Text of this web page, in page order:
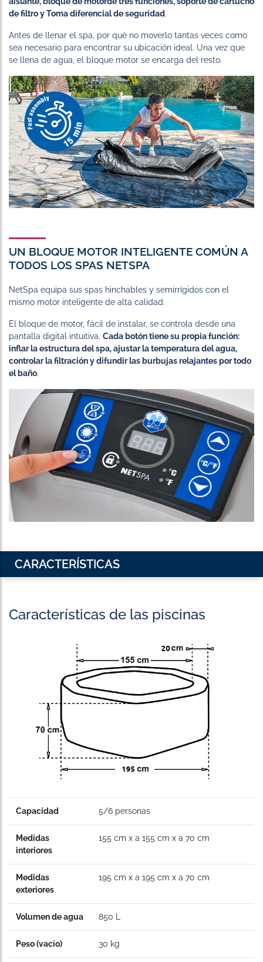
de filtro y Toma diferencial de seguridad.
Antes de llenar el spa, por qué no moverlo tantas veces como
sea necesario para encontrar su ubicación ideal. Una vez que
se llena de agua, el bloque motor se encarga del resto.
UN BLOQUE MOTOR INTELIGENTE COMÚN A
TODOS LOS SPAS NETSPA
NetSpa equipa sus spas hinchables y semirrígidos con el
mismo motor inteligente de alta calidad.
El bloque de motor, fácil de instalar, se controla desde una
pantalla digital intuitiva. Cada botón tiene su propia función:
inflar la estructura del spa, ajustar la temperatura del agua,
controlar la filtración y difundir las burbujas relajantes por todo
el baño.
CARACTERÍSTICAS
Características de las piscinas
Capacidad 5/6 personas
Medidas
interiores
155 cm x a 155 cm x a 70 cm
Medidas
exteriores
195 cm x a 195 cm x a 70 cm
Volumen de agua 850 L
Peso (vacío) 30 kg